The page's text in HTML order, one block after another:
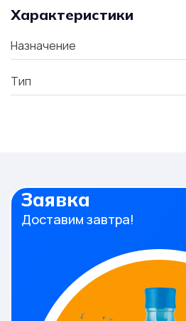
Характеристики
Назначение
Тип
Заявка
Доставим завтра!